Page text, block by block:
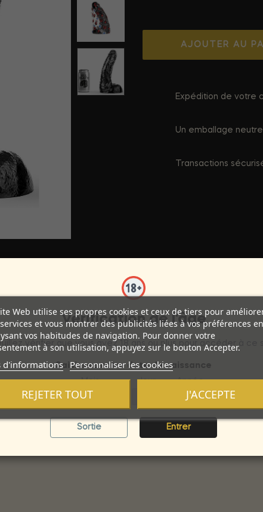
AJOUTER AU
Expédition de votre
Un emballage
Transactions
votre vagin aussi bien pour jouer seul qu'avec votre
utilisés. Il est important de bien nettoyer le gode après
les tailles et toutes les formes disponibles libérez
phalato parfait pour tous les publics.
Web utilise ses propres cookies et ceux de tiers pour
et vous montrer des publicités liées à vos préférences en
vos habitudes de navigation. Pour donner votre
à son utilisation, appuyez sur le bouton Accepter.
d'informations Personnaliser les cookies
REJETER TOUT J'ACCEPTE
Vérification de l'âge
vérifier que vous avez 18 ans ou plus pour accéder à ce
Saisissez votre date de naissance
Mois
Jour Année
Sortie Entrer